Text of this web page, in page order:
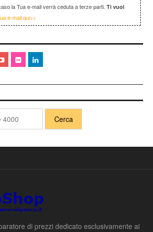
la Tua e-mail verrà ceduta a terze parti. Ti vuoi
e-mail qui>>
di prezzi dedicato esclusivamente ai